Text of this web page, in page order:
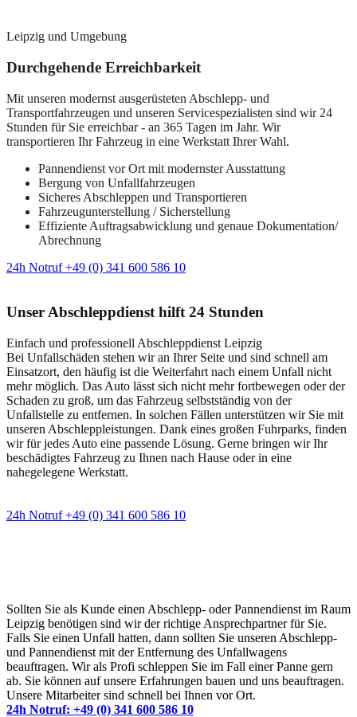
Leipzig und Umgebung
Durchgehende Erreichbarkeit
Mit unseren modernst ausgerüsteten Abschlepp- und
Transportfahrzeugen und unseren Servicespezialisten sind wir 24
Stunden für Sie erreichbar - an 365 Tagen im Jahr. Wir
transportieren Ihr Fahrzeug in eine Werkstatt Ihrer Wahl.
Pannendienst vor Ort mit modernster Ausstattung
Bergung von Unfallfahrzeugen
Sicheres Abschleppen und Transportieren
Fahrzeugunterstellung / Sicherstellung
Effiziente Auftragsabwicklung und genaue Dokumentation/
Abrechnung
24h Notruf +49 (0) 341 600 586 10
Unser Abschleppdienst hilft 24 Stunden
Einfach und professionell Abschleppdienst Leipzig
Bei Unfallschäden stehen wir an Ihrer Seite und sind schnell am
Einsatzort, den häufig ist die Weiterfahrt nach einem Unfall nicht
mehr möglich. Das Auto lässt sich nicht mehr fortbewegen oder der
Schaden zu groß, um das Fahrzeug selbstständig von der
Unfallstelle zu entfernen. In solchen Fällen unterstützen wir Sie mit
unseren Abschleppleistungen. Dank eines großen Fuhrparks, finden
wir für jedes Auto eine passende Lösung. Gerne bringen wir Ihr
beschädigtes Fahrzeug zu Ihnen nach Hause oder in eine
nahegelegene Werkstatt.
24h Notruf +49 (0) 341 600 586 10
Sollten Sie als Kunde einen Abschlepp- oder Pannendienst im Raum
Leipzig benötigen sind wir der richtige Ansprechpartner für Sie.
Falls Sie einen Unfall hatten, dann sollten Sie unseren Abschlepp-
und Pannendienst mit der Entfernung des Unfallwagens
beauftragen. Wir als Profi schleppen Sie im Fall einer Panne gern
ab. Sie können auf unsere Erfahrungen bauen und uns beauftragen.
Unsere Mitarbeiter sind schnell bei Ihnen vor Ort.
24h Notruf: +49 (0) 341 600 586 10